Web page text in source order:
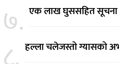
७. एक लाख घुससहित सूचना
हल्ला चलेजस्तो ग्यासको